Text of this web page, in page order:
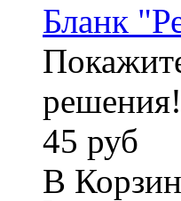
Бланк
45 руб
В